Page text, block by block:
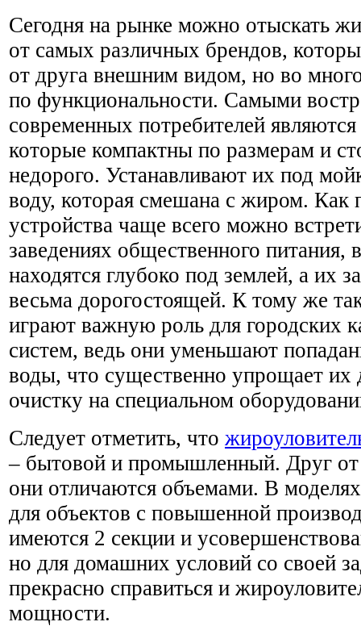
Сегодня на рынке можно отыскать
от самых различных брендов,
от друга внешним видом, но во
по функциональности. Самыми
современных потребителей
которые компактны по размерам и
недорого. Устанавливают их под
воду, которая смешана с жиром. Как
устройства чаще всего можно
заведениях общественного питания,
находятся глубоко под землей, а их
весьма дорогостоящей. К тому же
играют важную роль для городских
систем, ведь они уменьшают
воды, что существенно упрощает
очистку на специальном
Следует отметить, что
– бытовой и промышленный. Друг от
они отличаются объемами. В
для объектов с повышенной
имеются 2 секции и
но для домашних условий со своей
прекрасно справиться и
мощности.